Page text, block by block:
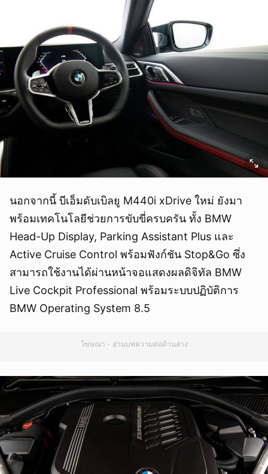
นอกจากนี้ บีเอ็มดับเบิลยู M440i xDrive ใหม่ ยังมา
พร้อมเทคโนโลยีช่วยการขับขี่ครบครัน ทั้ง BMW
Head-Up Display, Parking Assistant Plus และ
Active Cruise Control พร้อมฟังก์ชัน Stop&Go ซึ่ง
สามารถใช้งานได้ผ่านหน้าจอแสดงผลดิจิทัล BMW
Live Cockpit Professional พร้อมระบบปฏิบัติการ
BMW Operating System 8.5
โฆษณา - อ่านบทความต่อด้านล่าง